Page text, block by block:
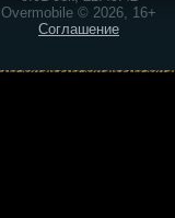
Overmobile © 2026, 16+
Соглашение